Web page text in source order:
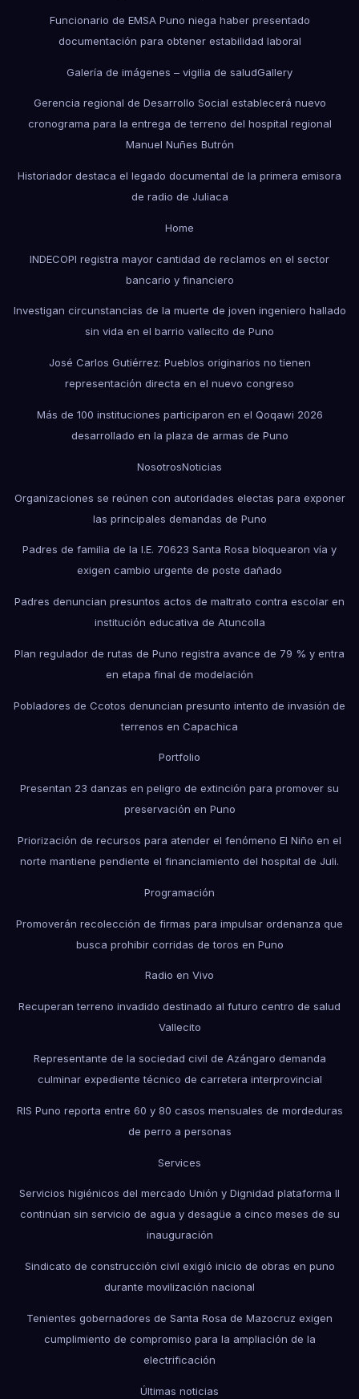
Funcionario de EMSA Puno niega haber presentado
documentación para obtener estabilidad laboral
Galería de imágenes – vigilia de saludGallery
Gerencia regional de Desarrollo Social establecerá nuevo
cronograma para la entrega de terreno del hospital regional
Manuel Nuñes Butrón
Historiador destaca el legado documental de la primera emisora
de radio de Juliaca
Home
INDECOPI registra mayor cantidad de reclamos en el sector
bancario y financiero
Investigan circunstancias de la muerte de joven ingeniero hallado
sin vida en el barrio vallecito de Puno
José Carlos Gutiérrez: Pueblos originarios no tienen
representación directa en el nuevo congreso
Más de 100 instituciones participaron en el Qoqawi 2026
desarrollado en la plaza de armas de Puno
NosotrosNoticias
Organizaciones se reúnen con autoridades electas para exponer
las principales demandas de Puno
Padres de familia de la I.E. 70623 Santa Rosa bloquearon vía y
exigen cambio urgente de poste dañado
Padres denuncian presuntos actos de maltrato contra escolar en
institución educativa de Atuncolla
Plan regulador de rutas de Puno registra avance de 79 % y entra
en etapa final de modelación
Pobladores de Ccotos denuncian presunto intento de invasión de
terrenos en Capachica
Portfolio
Presentan 23 danzas en peligro de extinción para promover su
preservación en Puno
Priorización de recursos para atender el fenómeno El Niño en el
norte mantiene pendiente el financiamiento del hospital de Juli.
Programación
Promoverán recolección de firmas para impulsar ordenanza que
busca prohibir corridas de toros en Puno
Radio en Vivo
Recuperan terreno invadido destinado al futuro centro de salud
Vallecito
Representante de la sociedad civil de Azángaro demanda
culminar expediente técnico de carretera interprovincial
RIS Puno reporta entre 60 y 80 casos mensuales de mordeduras
de perro a personas
Services
Servicios higiénicos del mercado Unión y Dignidad plataforma II
continúan sin servicio de agua y desagüe a cinco meses de su
inauguración
Sindicato de construcción civil exigió inicio de obras en puno
durante movilización nacional
Tenientes gobernadores de Santa Rosa de Mazocruz exigen
cumplimiento de compromiso para la ampliación de la
electrificación
Últimas noticias